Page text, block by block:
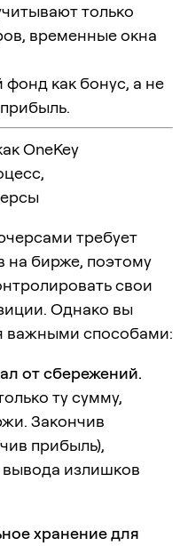
только
временные окна
как бонус, а не
OneKey
требует
на бирже, поэтому
свои
Однако вы
важными способами:
от сбережений.
ту сумму,
Закончив
прибыль),
излишков
хранение для